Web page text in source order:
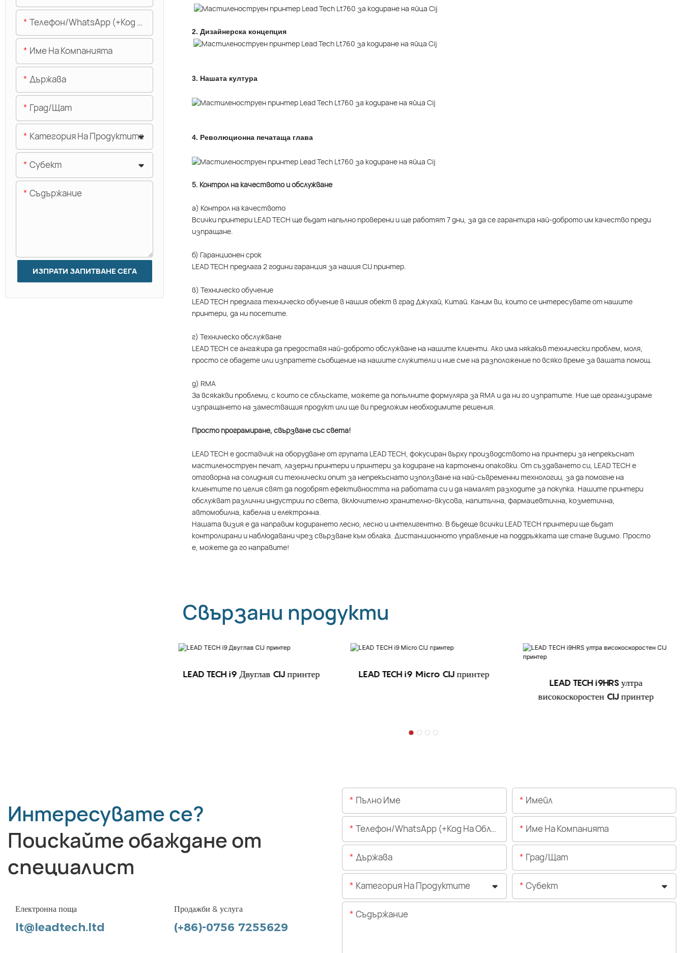
2.Дизайнерска концепция
3. Нашата култура
4. Революционна печатаща глава
5. Контрол на качеството и обслужване
а) Контрол на качеството
Всички принтери LEAD TECH ще бъдат напълно проверени и ще работят 7 дни, за да се гарантира най-доброто им качество преди
изпращане.
б) Гаранционен срок
LEAD TECH предлага 2 години гаранция за нашия CIJ принтер.
в) Техническо обучение
LEAD TECH предлага техническо обучение в нашия обект в град Джухай, Китай. Каним ви, които се интересувате от нашите
принтери, да ни посетите.
г) Техническо обслужване
LEAD TECH се ангажира да предоставя най-доброто обслужване на нашите клиенти. Ако има някакъв технически проблем, моля,
просто се обадете или изпратете съобщение на нашите служители и ние сме на разположение по всяко време за вашата помощ.
д) RMA
За всякакви проблеми, с които се сблъскате, можете да попълните формуляра за RMA и да ни го изпратите. Ние ще организираме
изпращането на заместващия продукт или ще ви предложим необходимите решения.
Просто програмиране, свързване със света!
LEAD TECH е доставчик на оборудване от групата LEAD TECH, фокусиран върху производството на принтери за непрекъснат
мастиленоструен печат, лазерни принтери и принтери за кодиране на картонени опаковки. От създаването си, LEAD TECH е
отговорна на солидния си технически опит за непрекъснато използване на най-съвременни технологии, за да помогне на
клиентите по целия свят да подобрят ефективността на работата си и да намалят разходите за покупка. Нашите принтери
обслужват различни индустрии по света, включително хранително-вкусова, напитъчна, фармацевтична, козметична,
автомобилна, кабелна и електронна.
Нашата визия е да направим кодирането лесно, лесно и интелигентно. В бъдеще всички LEAD TECH принтери ще бъдат
контролирани и наблюдавани чрез свързване към облака. Дистанционното управление на поддръжката ще стане видимо. Просто
е, можете да го направите!
Свързани продукти
LEAD TECH i9 Двуглав CIJ принтер
LEAD TECH i9 Micro CIJ принтер
LEAD TECH i9HRS ултра
високоскоростен CIJ принтер
Телефон/WhatsApp (+Код На Областта)
Име На Компанията
Държава
Град/щат
Категория На Продуктите
Субект
Съдържание
ИЗПРАТИ ЗАПИТВАНЕ СЕГА
Интересувате се?
Поискайте обаждане от
специалист
Електронна поща
lt@leadtech.ltd
Продажби & услуга
(+86)-0756 7255629
Пълно Име Имейл
Телефон/WhatsApp (+Код На Областта) Име На Компанията
Държава Град/щат
Категория На Продуктите Субект
Съдържание